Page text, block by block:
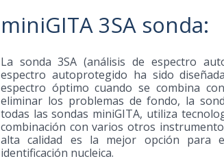
miniGITA 3SA sonda:
La sonda 3SA (análisis de espectro
espectro autoprotegido ha sido
espectro óptimo cuando se combina
eliminar los problemas de fondo, la
todas las sondas miniGITA, utiliza
combinación con varios otros
alta calidad es la mejor opción para
identificación nucleica.